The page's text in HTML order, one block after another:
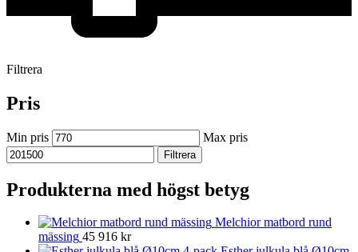
Filtrera
Pris
Min pris Max pris
Filtrera
Produkterna med högst betyg
Melchior matbord rund
mässing 45 916 kr